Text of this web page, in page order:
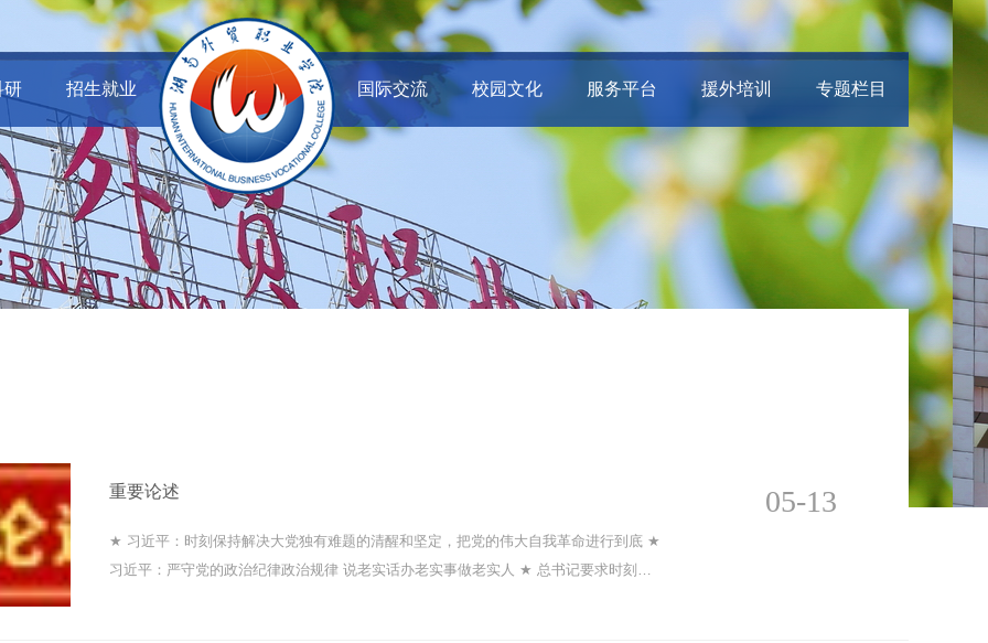
研 招生就业 国际交流 校园文化 服务平台 援外培训 专题栏目
05-13
重要论述
★ 习近平：时刻保持解决大党独有难题的清醒和坚定，把党的伟大自我革命进行到底 ★
习近平：严守党的政治纪律政治规律 说老实话办老实事做老实人 ★ 总书记要求时刻绷